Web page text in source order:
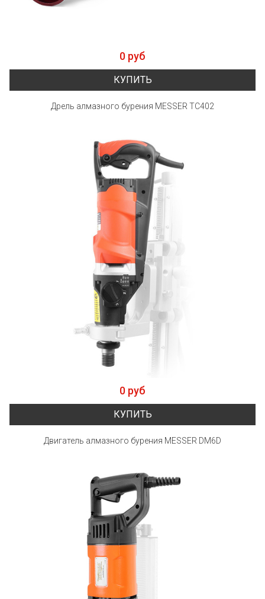
0 руб
КУПИТЬ
Дрель алмазного бурения MESSER TC402
0 руб
КУПИТЬ
Двигатель алмазного бурения MESSER DM6D